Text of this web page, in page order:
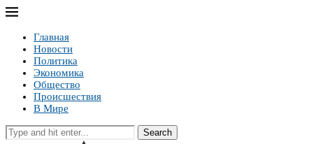
Главная
Новости
Политика
Экономика
Общество
Происшествия
В Мире
Search